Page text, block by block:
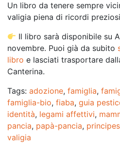
Un libro da tenere sempre
valigia piena di ricordi
Il libro sarà disponibile su
novembre. Puoi già da subito
libro e lasciati trasportare
Canterina.
Tags: adozione, famiglia,
famiglia-bio, fiaba, guia
identità, legami affettivi,
pancia, papà-pancia,
valigia